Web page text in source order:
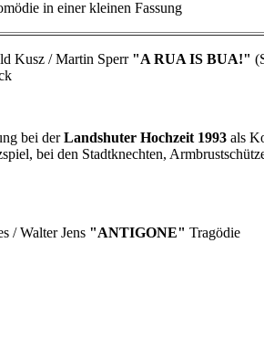
in einer kleinen Fassung
Kusz / Martin Sperr "A RUA IS BUA!"
bei derLandshuter Hochzeit 1993 als
bei den Stadtknechten,
/ Walter Jens "ANTIGONE" Tragödie